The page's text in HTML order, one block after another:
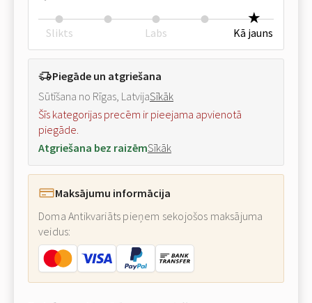
Slikts Labs Kā jauns
Piegāde un atgriešana
Sūtīšana no Rīgas, LatvijaSīkāk
Šīs kategorijas precēm ir pieejama apvienotā
piegāde.
Atgriešana bez raizēmSīkāk
Maksājumu informācija
Doma Antikvariāts pieņem sekojošos maksājuma
veidus: